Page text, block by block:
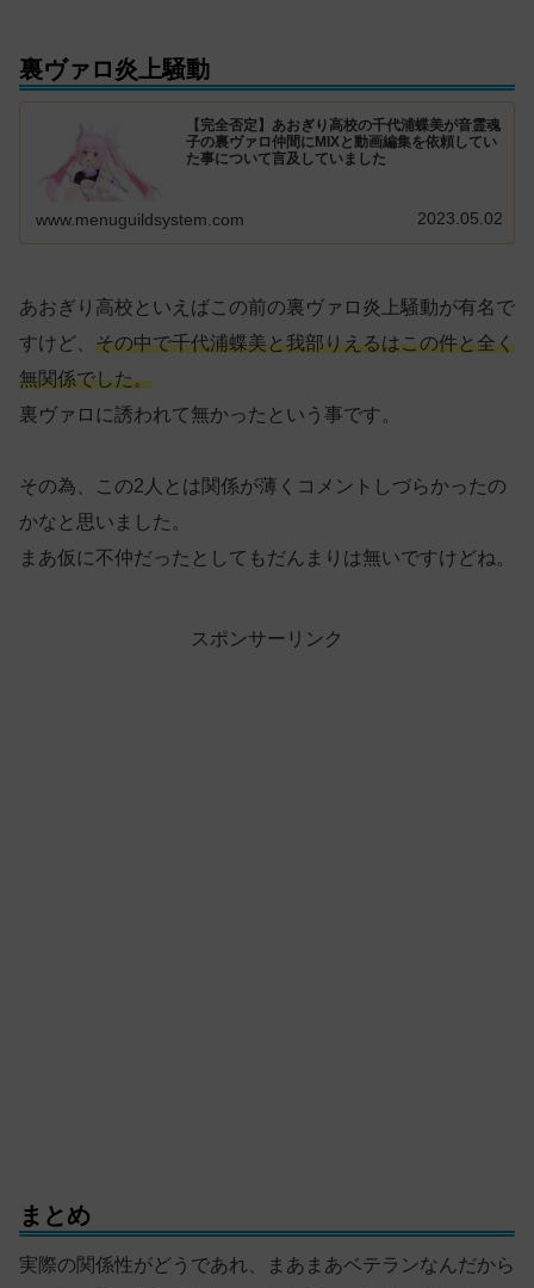
裏ヴァロ炎上騒動
【完全否定】あおぎり高校の千代浦蝶美が音霊魂
子の裏ヴァロ仲間にMIXと動画編集を依頼してい
た事について言及していました
www.menuguildsystem.com 2023.05.02
あおぎり高校といえばこの前の裏ヴァロ炎上騒動が有名で
すけど、 その中で千代浦蝶美と我部りえるはこの件と全く
無関係でした。
裏ヴァロに誘われて無かったという事です。
その為、この2人とは関係が薄くコメントしづらかったの
かなと思いました。
まあ仮に不仲だったとしてもだんまりは無いですけどね。
スポンサーリンク
まとめ
実際の関係性がどうであれ、まあまあベテランなんだから